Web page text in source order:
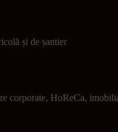
și de șantier
corporate, HoReCa,